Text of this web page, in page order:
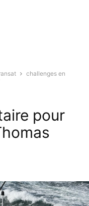
challenges en
pour